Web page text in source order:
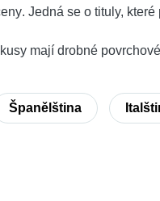
. Jedná se o tituly,
mají drobné
Španělština